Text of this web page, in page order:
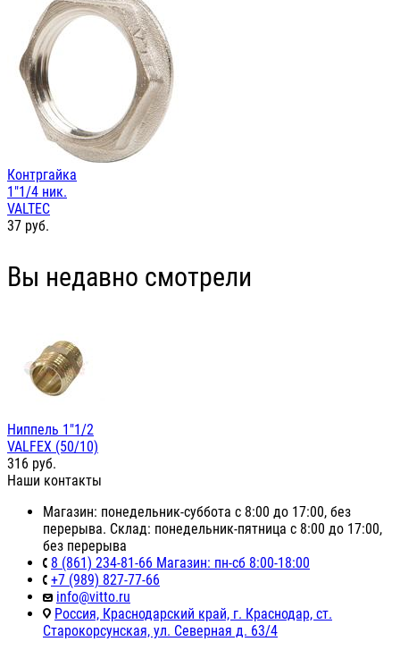
Контргайка
1"1/4 ник.
VALTEC
37 руб.
Вы недавно смотрели
Ниппель 1"1/2
VALFEX (50/10)
316 руб.
Наши контакты
Магазин: понедельник-суббота с 8:00 до 17:00, без
перерыва. Склад: понедельник-пятница с 8:00 до 17:00,
без перерыва
8 (861) 234-81-66 Магазин: пн-сб 8:00-18:00
+7 (989) 827-77-66
info@vitto.ru
Россия, Краснодарский край, г. Краснодар, ст.
Старокорсунская, ул. Северная д. 63/4